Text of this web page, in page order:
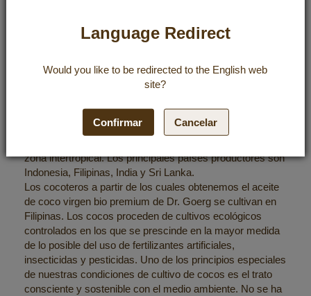
grandes y bonitos se necesita un suelo suelto y rico en
nutrientes, no muy seco. Las condiciones óptimas para el
porque la palma es una planta extremadamente sensible
a las heladas y crece en zonas de cultivo en las que la
temperatura media es de alrededor de 27 ºC. Para crecer
sanos y fuertes, los cocoteros necesitan una elevada
zona intertropical. Los principales países productores son
Indonesia, Filipinas, India y Sri Lanka.
Los cocoteros a partir de los cuales obtenemos el aceite
de coco virgen bio premium de Dr. Goerg se cultivan en
Filipinas. Los cocos proceden de cultivos ecológicos
controlados en los que se prescinde en la mayor medida
de lo posible del uso de fertilizantes artificiales,
insecticidas y pesticidas. Uno de los principios especiales
de nuestras condiciones de cultivo de cocos es el trato
consciente y sostenible con el medio ambiente. No se ha
Language Redirect
Would you like to be redirected to the English web
site?
Confirmar Cancelar